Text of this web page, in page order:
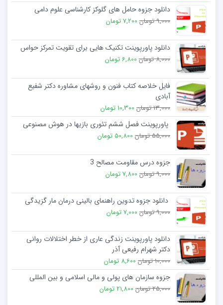
دانلود جزوه حامل های گلوکز کارشناسی علوم دامی
9,000 تومان 7,200 تومان
دانلود پاورپوینت تکنیک هایی برای تقویت تمرکز حواس
8,000 تومان 6,800 تومان
فایل خلاصه کتاب فنون و روشهای مشاوره دکتر شفیع
آبادی
13,000 تومان 10,300 تومان
پاورپوینت فصل ششم تئوری بازیها در هوش مصنوعی
55,000 تومان 50,800 تومان
جزوه درس مقاومت مصالح 3
9,000 تومان 7,800 تومان
دانلود جزوه تدوین راهنمای بالینی درمان مار گزیدگی
9,000 تومان 7,000 تومان
دانلود پاورپوینت زندگی عاری از خطر اختلالات روانی
دکتر شهرام رفیعی آذر
10,000 تومان 8,600 تومان
جزوه سازمان های پولی و مالی اسلامی و بین المللی
25,000 تومان 21,800 تومان